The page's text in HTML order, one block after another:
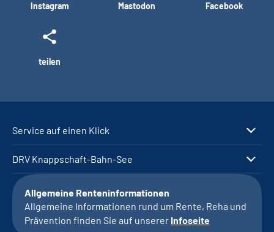
Instagram Mastodon Facebook
teilen
Service auf einen Klick
DRV Knappschaft-Bahn-See
Allgemeine Renteninformationen
Allgemeine Informationen rund um Rente, Reha und
Prävention finden Sie auf unserer Infoseite